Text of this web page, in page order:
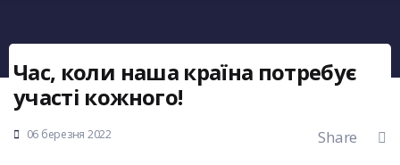
Час, коли наша країна потребує
участі кожного!
06 березня 2022 Share